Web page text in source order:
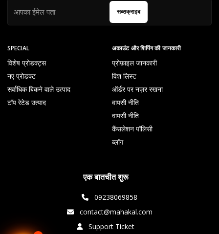
SPECIAL
विशेष प्रोडक्ट्स
नए प्रोडक्ट
सर्वाधिक बिकने वाले उत्पाद
टॉप रेटेड उत्पाद
अकाउंट और शिपिंग की जानकारी
प्रोफ़ाइल जानकारी
विश लिस्ट
ऑर्डर पर नज़र रखना
वापसी नीति
वापसी नीति
कैंसलेशन पॉलिसी
ब्लॉग
सब्सक्राइब
एक बातचीत शुरू
09238069858
contact@mahakal.com
Support Ticket